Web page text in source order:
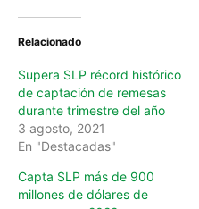
Relacionado
Supera SLP récord histórico
de captación de remesas
durante trimestre del año
3 agosto, 2021
En "Destacadas"
Capta SLP más de 900
millones de dólares de